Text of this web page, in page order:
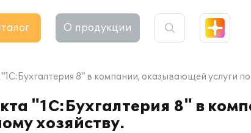
О продукции
8" в компании, оказывающей услуги
"1С:Бухгалтерия 8" в
хозяйству.